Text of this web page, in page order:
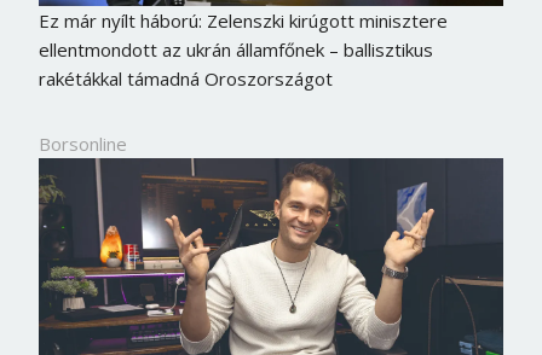
Ez már nyílt háború: Zelenszki kirúgott minisztere
ellentmondott az ukrán államfőnek – ballisztikus
rakétákkal támadná Oroszországot
Borsonline